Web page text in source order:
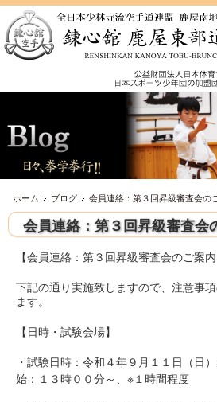
ホーム ブログ 会員連絡：第３回昇級審査会の
会員連絡：第３回昇級審査会
【会員連絡：第３回昇級審査会のご案内
下記の通り実施致しますので、注意事
ます。
【日時・試験会場】
・試験日時：令和４年９月１１日（日
始：１３時００分～、※１時間程度